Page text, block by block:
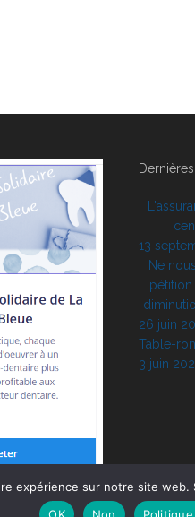
13
Ne
26 juin
Table-
3 juin
expérience sur notre site
OK
Non